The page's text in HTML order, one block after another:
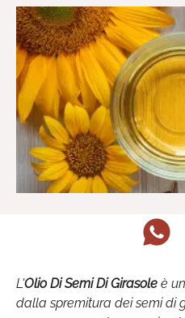
L'Olio Di Semi Di Girasole è
dalla spremitura dei semi di